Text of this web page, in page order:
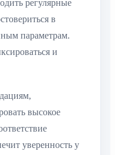
регулярные
в
параметрам.
и
высокое
уверенность у